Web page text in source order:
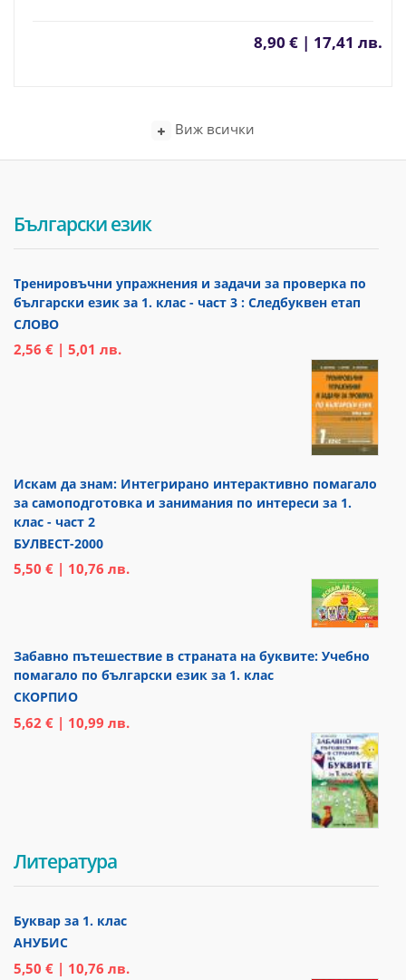
8,90 € | 17,41 лв.
Виж всички
Български език
Тренировъчни упражнения и задачи за проверка по
български език за 1. клас - част 3 : Следбуквен етап
СЛОВО
2,56 € | 5,01 лв.
Искам да знам: Интегрирано интерактивно помагало
за самоподготовка и занимания по интереси за 1.
клас - част 2
БУЛВЕСТ-2000
5,50 € | 10,76 лв.
Забавно пътешествие в страната на буквите: Учебно
помагало по български език за 1. клас
СКОРПИО
5,62 € | 10,99 лв.
Литература
Буквар за 1. клас
АНУБИС
5,50 € | 10,76 лв.